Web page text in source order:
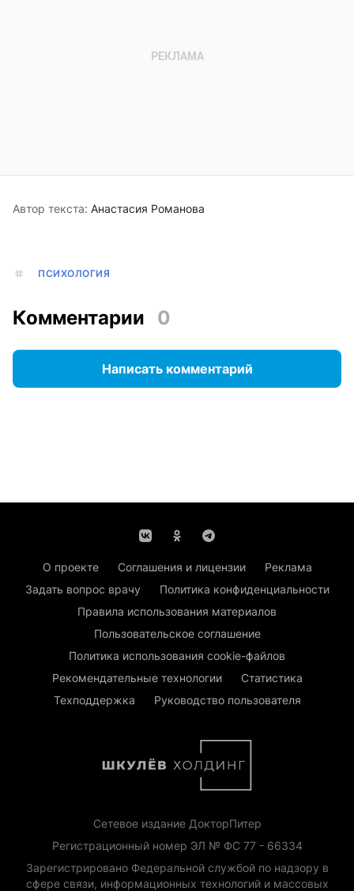
Автор текста: Анастасия Романова
ПСИХОЛОГИЯ
Комментарии 0
Написать комментарий
О проекте Соглашения и лицензии
Реклама
Задать вопрос врачу
Политика конфиденциальности
Правила использования материалов
Пользовательское соглашение
Политика использования cookie-файлов
Рекомендательные технологии
Статистика
Техподдержка
Руководство пользователя
Сетевое издание ДокторПитер
Регистрационный номер ЭЛ № ФС 77 - 66334
Зарегистрировано Федеральной службой по надзору в
сфере связи, информационных технологий и массовых